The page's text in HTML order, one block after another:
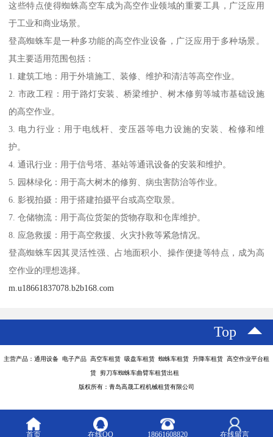
这些特点使得蜘蛛高空车成为高空作业领域的重要工具，广泛应用
于工业和商业场景。
登高蜘蛛车是一种多功能的高空作业设备，广泛应用于多种场景。
其主要适用范围包括：
1. 建筑工地：用于外墙施工、装修、维护和清洁等高空作业。
2. 市政工程：用于路灯安装、桥梁维护、树木修剪等城市基础设施
的高空作业。
3. 电力行业：用于电线杆、变压器等电力设施的安装、检修和维
护。
4. 通讯行业：用于信号塔、基站等通讯设备的安装和维护。
5. 园林绿化：用于高大树木的修剪、病虫害防治等作业。
6. 影视拍摄：用于搭建拍摄平台或高空取景。
7. 仓储物流：用于高位货架的货物存取和仓库维护。
8. 应急救援：用于高空救援、火灾扑救等紧急情况。
登高蜘蛛车因其灵活性强、占地面积小、操作便捷等特点，成为高
空作业的理想选择。
m.u18661837078.b2b168.com
Top
主营产品：通用设备 电子产品 高空车租赁 吸盘车租赁 蜘蛛车租赁 升降车租赁 高空作业平台租
赁 剪刀车蜘蛛车曲臂车租赁出租
版权所有：青岛高晟工程机械租赁有限公司
首页 在线QQ 18661608820 在线留言